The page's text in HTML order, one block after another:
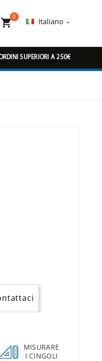

0
Italiano 
SUPERIORI A 250€
MISURARE
I CINGOLI